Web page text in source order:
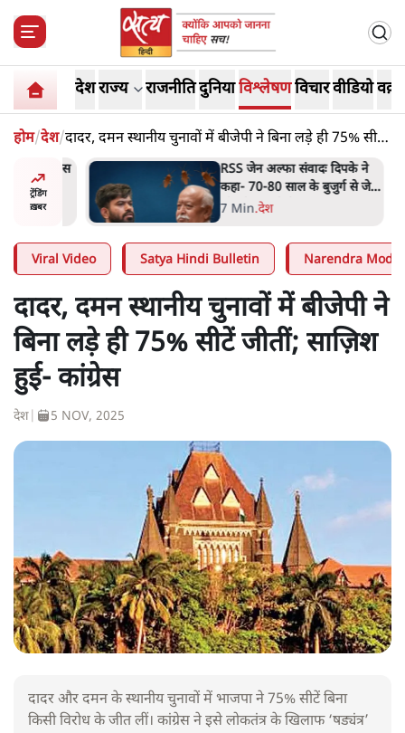
देशराज्य राजनीतिदुनियाविश्लेषणविचारवीडियो
होम/देश/दादर, दमन स्थानीय चुनावों में बीजेपी ने बिना लड़े ही 75% सीटें
जीतीं; साज़िश हुई- कांग्रेस
ट्रेंडिंग
ख़बर
आवास
RSS जेन अल्फा संवादः दिपके ने
कहा- 70-80 साल के बुजुर्ग से जेन
जी को क्या मिलेगा
7 Min.देश
Viral Video Satya Hindi Bulletin Narendra Modi
दादर, दमन स्थानीय चुनावों में बीजेपी ने
बिना लड़े ही 75% सीटें जीतीं; साज़िश
हुई- कांग्रेस
देश 5 NOV, 2025
दादर और दमन के स्थानीय चुनावों में भाजपा ने 75% सीटें बिना
किसी विरोध के जीत लीं। कांग्रेस ने इसे लोकतंत्र के खिलाफ ‘षड्यंत्र’